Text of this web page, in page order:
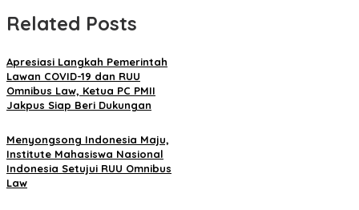
Related Posts
Apresiasi Langkah Pemerintah
Lawan COVID-19 dan RUU
Omnibus Law, Ketua PC PMII
Jakpus Siap Beri Dukungan
Menyongsong Indonesia Maju,
Institute Mahasiswa Nasional
Indonesia Setujui RUU Omnibus
Law